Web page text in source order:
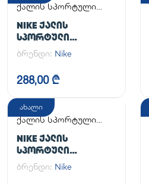
ქალის სპორტული
NIKE ᲥᲐᲚᲘᲡ
ᲡᲞᲝᲠᲢᲣᲚᲘ
ᲤᲔᲮᲡᲐᲪᲛᲔᲚᲘ WMNS
NIKE INITIATOR
ბრენდი: Nike
288,00 ₾
ახალი
ქალის სპორტული
NIKE ᲥᲐᲚᲘᲡ
ᲡᲞᲝᲠᲢᲣᲚᲘ
ᲤᲔᲮᲡᲐᲪᲛᲔᲚᲘ
ბრენდი: Nike